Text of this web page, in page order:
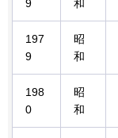
9
和
197
9
昭
和
198
0
昭
和